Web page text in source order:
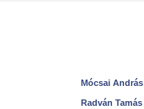
Mócsai
Radván